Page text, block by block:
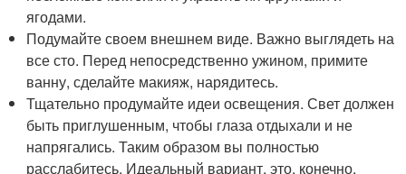
ягодами.
Подумайте своем внешнем виде. Важно выглядеть на
все сто. Перед непосредственно ужином, примите
ванну, сделайте макияж, нарядитесь.
Тщательно продумайте идеи освещения. Свет должен
быть приглушенным, чтобы глаза отдыхали и не
напрягались. Таким образом вы полностью
расслабитесь. Идеальный вариант, это, конечно,